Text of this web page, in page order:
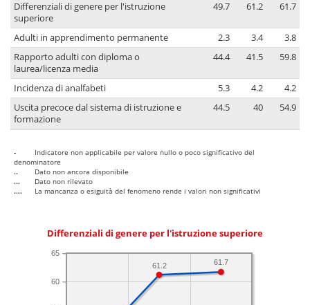
Differenziali di genere per l'istruzione
superiore
49.7 61.2 61.7
Adulti in apprendimento permanente 2.3 3.4
3.8
Rapporto adulti con diploma o
laurea/licenza media
44.4 41.5 59.8
Incidenza di analfabeti 5.3 4.2
4.2
Uscita precoce dal sistema di istruzione e
formazione
44.5 40 54.9
-
Indicatore non applicabile per valore nullo o poco significativo del
denominatore
..
Dato non ancora disponibile
...
Dato non rilevato
....
La mancanza o esiguità del fenomeno rende i valori non significativi
Differenziali di genere per l'istruzione superiore
60
65
61.7
61.2